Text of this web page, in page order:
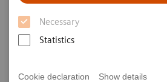
Necessary
Statistics
Cookie declaration Show details
Diagnostic du diabète et
patients à risque